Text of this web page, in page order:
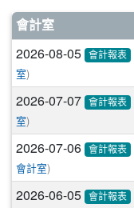
文章列表
會計室
2026-08-05 會計報表
室)
2026-07-07 會計報表
室)
2026-07-06 會計報表
會計室)
2026-06-05 會計報表